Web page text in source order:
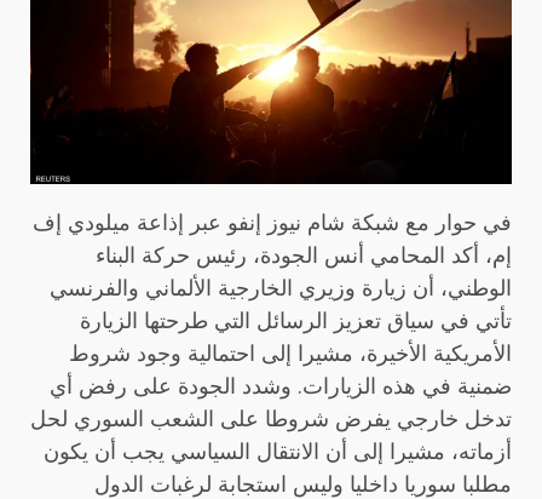
في حوار مع شبكة شام نيوز إنفو عبر إذاعة ميلودي إف
إم، أكد المحامي أنس الجودة، رئيس حركة البناء
الوطني، أن زيارة وزيري الخارجية الألماني والفرنسي
تأتي في سياق تعزيز الرسائل التي طرحتها الزيارة
الأمريكية الأخيرة، مشيرا إلى احتمالية وجود شروط
ضمنية في هذه الزيارات. وشدد الجودة على رفض أي
تدخل خارجي يفرض شروطا على الشعب السوري لحل
أزماته، مشيرا إلى أن الانتقال السياسي يجب أن يكون
مطلبا سوريا داخليا وليس استجابة لرغبات الدول